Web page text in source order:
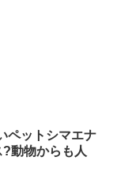
ペットシマエナ
動物からも人